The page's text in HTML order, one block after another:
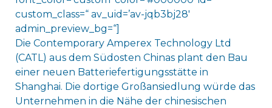
custom_class=“ av_uid=’av-jqb3bj28′
admin_preview_bg=“]
Die Contemporary Amperex Technology Ltd
(CATL) aus dem Südosten Chinas plant den Bau
einer neuen Batteriefertigungsstätte in
Shanghai. Die dortige Großansiedlung würde das
Unternehmen in die Nähe der chinesischen